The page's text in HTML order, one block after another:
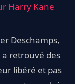
Harry Kane
Deschamps,
a retrouvé des
libéré et pas